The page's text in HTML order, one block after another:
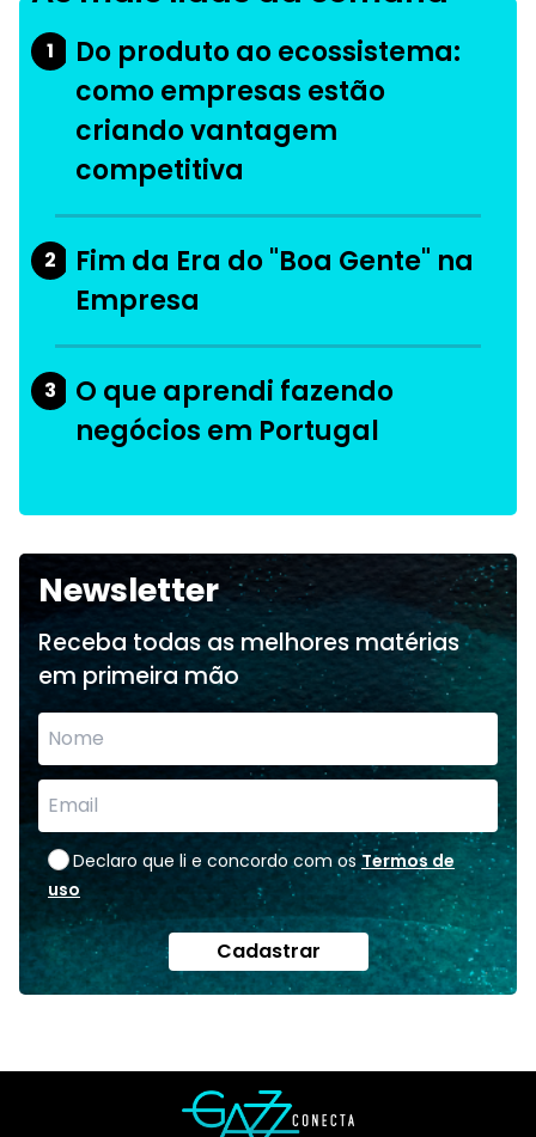
1
Do produto ao ecossistema:
como empresas estão
criando vantagem
competitiva
2
Fim da Era do "Boa Gente" na
Empresa
3
O que aprendi fazendo
negócios em Portugal
Newsletter
Receba todas as melhores matérias
em primeira mão
Declaro que li e concordo com os Termos de
uso
Cadastrar